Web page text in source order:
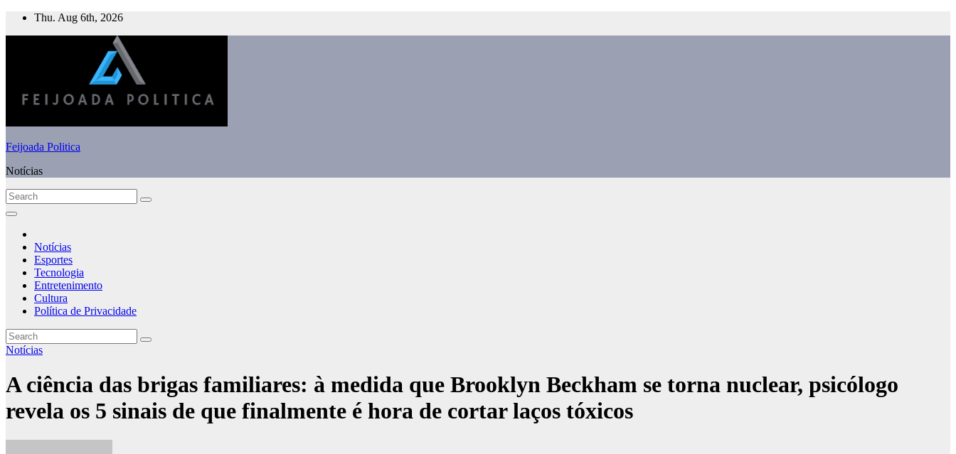
Skip
Thu. Aug 6th, 2026
Feijoada Politica
Notícias
Notícias
Esportes
Tecnologia
Entretenimento
Cultura
Política de Privacidade
Notícias
A ciência das brigas familiares: à medida que Brooklyn Beckham se torna nuclear, psicólogo
revela os 5 sinais de que finalmente é hora de cortar laços tóxicos